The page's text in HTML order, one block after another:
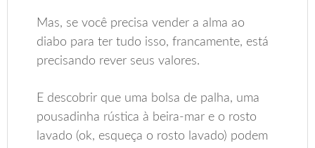
Mas, se você precisa vender a alma ao
diabo para ter tudo isso, francamente, está
precisando rever seus valores.
E descobrir que uma bolsa de palha, uma
pousadinha rústica à beira-mar e o rosto
lavado (ok, esqueça o rosto lavado) podem